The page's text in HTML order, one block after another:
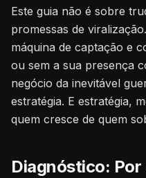
Este guia não é sobre
promessas de
máquina de captação e
ou sem a sua presença
negócio da inevitável
estratégia. E estratégia,
quem cresce de quem
Diagnóstico: